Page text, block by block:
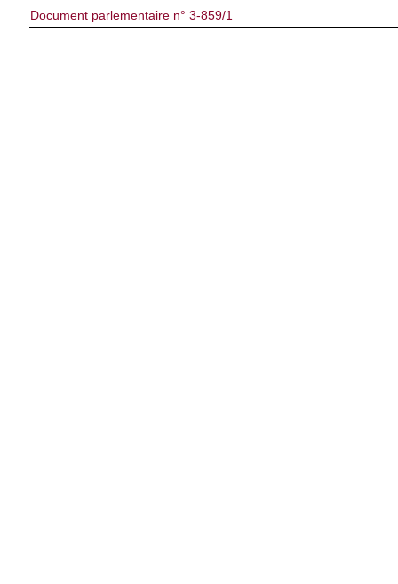
Document parlementaire n° 3-859/1